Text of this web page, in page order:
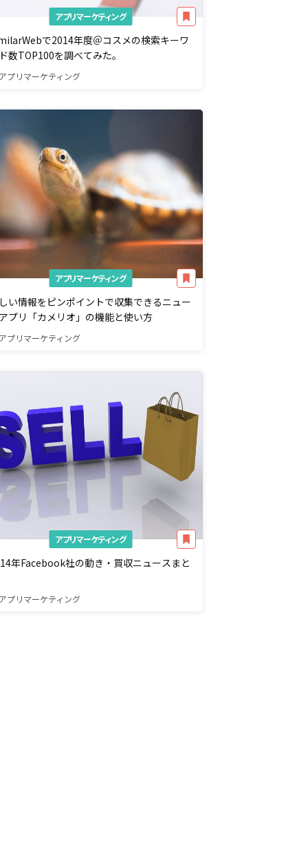
アプリマーケティング
で2014年度＠コスメの検索キーワ
数TOP100を調べてみた。
アプリマーケティング
アプリマーケティング
い情報をピンポイントで収集できるニュー
プリ「カメリオ」の機能と使い方
アプリマーケティング
アプリマーケティング
年Facebook社の動き・買収ニュースまと
アプリマーケティング